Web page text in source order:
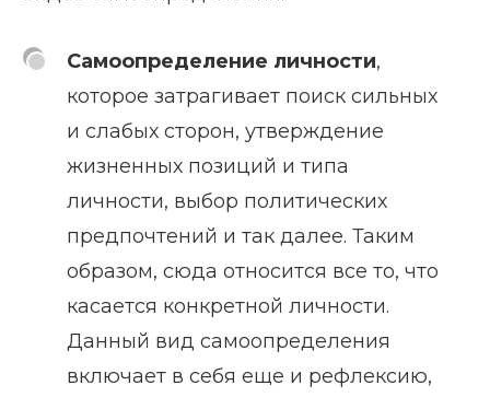
Самоопределение личности,
которое затрагивает поиск сильных
и слабых сторон, утверждение
жизненных позиций и типа
личности, выбор политических
предпочтений и так далее. Таким
образом, сюда относится все то, что
касается конкретной личности.
Данный вид самоопределения
включает в себя еще и рефлексию,